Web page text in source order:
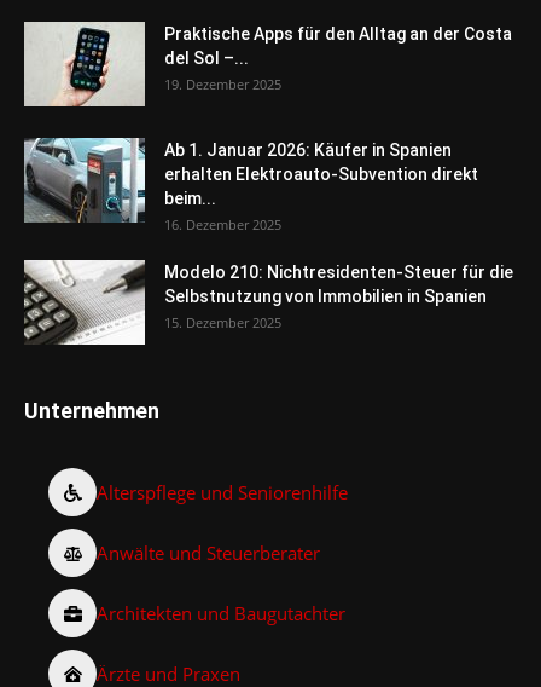
Praktische Apps für den Alltag an der Costa
del Sol –...
19. Dezember 2025
Ab 1. Januar 2026: Käufer in Spanien
erhalten Elektroauto-Subvention direkt
beim...
16. Dezember 2025
Modelo 210: Nichtresidenten-Steuer für die
Selbstnutzung von Immobilien in Spanien
15. Dezember 2025
Unternehmen
Alterspflege und Seniorenhilfe
Anwälte und Steuerberater
Architekten und Baugutachter
Ärzte und Praxen